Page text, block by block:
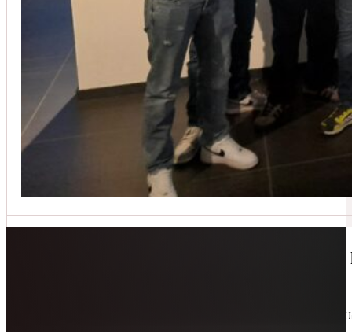
🔧 Geräte-Retter-Prämie – Weil
Manchmal braucht es nur eine zweite Chance. Für Geräte. Für Ressourcen. Für unsere
Jetzt kontaktieren